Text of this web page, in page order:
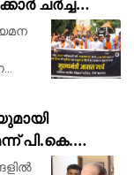
പി.കെ.